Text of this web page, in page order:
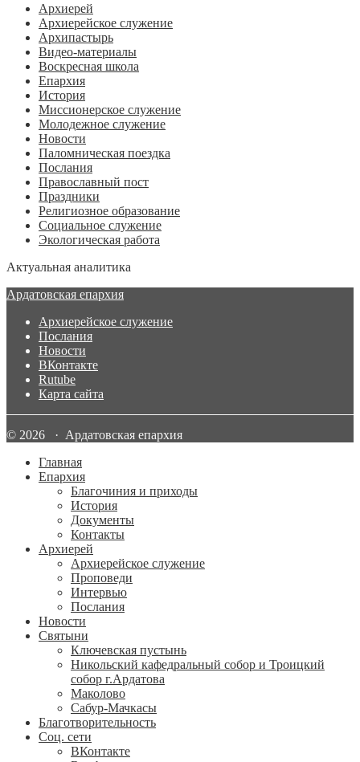
Архиерей
Архиерейское служение
Архипастырь
Видео-материалы
Воскресная школа
Епархия
История
Миссионерское служение
Молодежное служение
Новости
Паломническая поездка
Послания
Православный пост
Праздники
Религиозное образование
Социальное служение
Экологическая работа
Актуальная аналитика
Ардатовская епархия
Архиерейское служение
Послания
Новости
ВКонтакте
Rutube
Карта сайта
© 2026 · Ардатовская епархия
Главная
Епархия
Благочиния и приходы
История
Документы
Контакты
Архиерей
Архиерейское служение
Проповеди
Интервью
Послания
Новости
Святыни
Ключевская пустынь
Никольский кафедральный собор и Троицкий
собор г.Ардатова
Маколово
Сабур-Мачкасы
Благотворительность
Соц. сети
ВКонтакте